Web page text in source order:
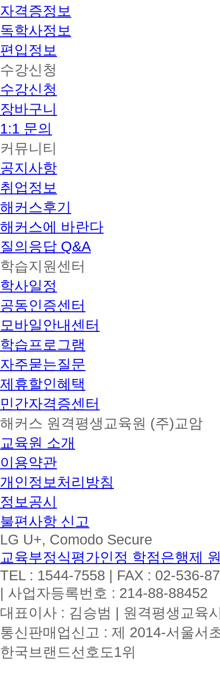
자격증정보
독학사정보
편입정보
수강신청
수강신청
장바구니
1:1 문의
커뮤니티
공지사항
취업정보
해커스후기
해커스에 바란다
질의응답 Q&A
학습지원센터
학사일정
공동인증센터
모바일안내센터
학습프로그램
자주묻는질문
제휴할인혜택
민간자격증센터
해커스 원격평생교육원 (주)교암
교육원 소개
이용약관
개인정보처리방침
정보공시
불편사항 신고
LG U+, Comodo Secure
교육부정식평가인정 학점은행제
TEL : 1544-7558 | FAX : 02-536-
| 사업자등록번호 : 214-88-88452
대표이사 : 김승범 | 원격평생교육
통신판매업신고 : 제 2014-서울서
한국브랜드선호도1위